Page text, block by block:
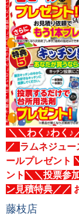
＼＼わく♪わく♪
／ ラムネジュー
ールプレゼント
ント ＼＼投票参
ン見積特典／／
藤枝店